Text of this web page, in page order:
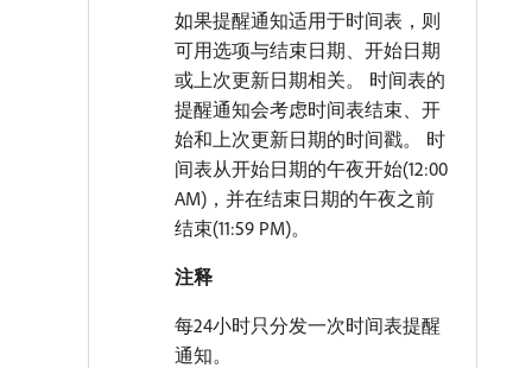
如果提醒通知适用于时间表，则
可用选项与结束日期、开始日期
或上次更新日期相关。 时间表的
提醒通知会考虑时间表结束、开
始和上次更新日期的时间戳。 时
间表从开始日期的午夜开始(12:00
AM)，并在结束日期的午夜之前
结束(11:59 PM)。
注释
每24小时只分发一次时间表提醒
通知。